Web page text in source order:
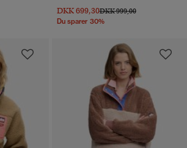
DKK 699,30Pris nedsat fra
DKK 999,00til
Du sparer 30%